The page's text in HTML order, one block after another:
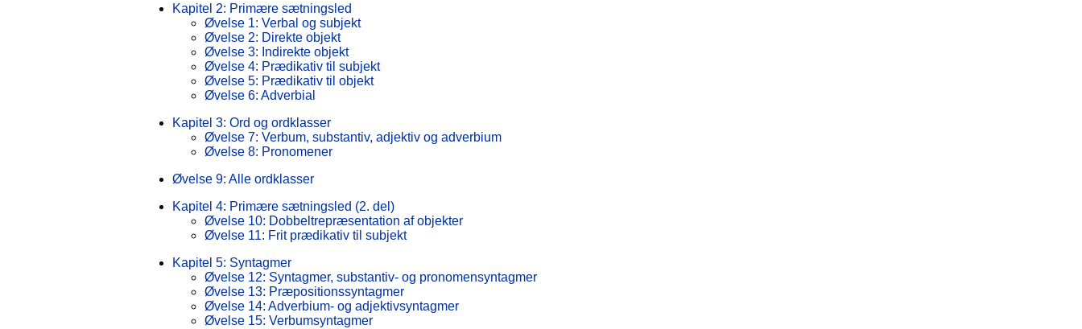
Kapitel 2: Primære sætningsled
Øvelse 1: Verbal og subjekt
Øvelse 2: Direkte objekt
Øvelse 3: Indirekte objekt
Øvelse 4: Prædikativ til subjekt
Øvelse 5: Prædikativ til objekt
Øvelse 6: Adverbial
Kapitel 3: Ord og ordklasser
Øvelse 7: Verbum, substantiv, adjektiv og adverbium
Øvelse 8: Pronomener
Øvelse 9: Alle ordklasser
Kapitel 4: Primære sætningsled (2. del)
Øvelse 10: Dobbeltrepræsentation af objekter
Øvelse 11: Frit prædikativ til subjekt
Kapitel 5: Syntagmer
Øvelse 12: Syntagmer, substantiv- og pronomensyntagmer
Øvelse 13: Præpositionssyntagmer
Øvelse 14: Adverbium- og adjektivsyntagmer
Øvelse 15: Verbumsyntagmer